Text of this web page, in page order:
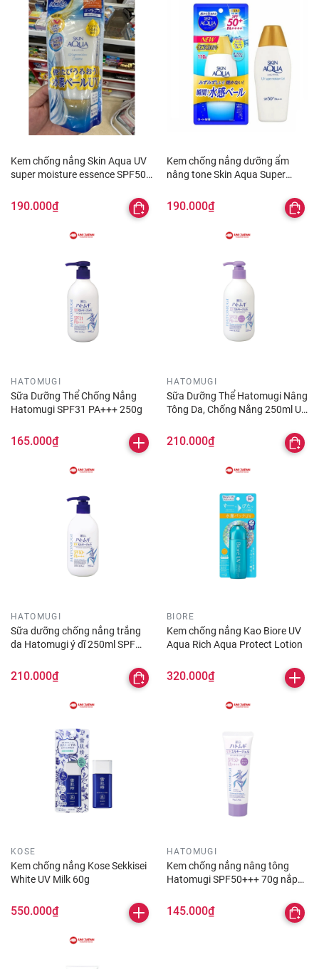
Kem chống nắng Skin Aqua UV
super moisture essence SPF50+
190.000₫
Kem chống nắng dưỡng ẩm
nâng tone Skin Aqua Super
190.000₫
HATOMUGI
Sữa Dưỡng Thể Chống Nắng
Hatomugi SPF31 PA+++ 250g
165.000₫
HATOMUGI
Sữa Dưỡng Thể Hatomugi Nâng
Tông Da, Chống Nắng 250ml UV
210.000₫
HATOMUGI
Sữa dưỡng chống nắng trắng
da Hatomugi ý dĩ 250ml SPF
210.000₫
BIORE
Kem chống nắng Kao Biore UV
Aqua Rich Aqua Protect Lotion
320.000₫
KOSE
Kem chống nắng Kose Sekkisei
White UV Milk 60g
550.000₫
HATOMUGI
Kem chống nắng nâng tông
Hatomugi SPF50+++ 70g nắp
145.000₫